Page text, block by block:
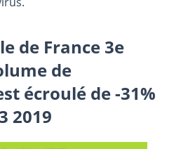
de France 3e
de
écroulé de -31%
2019